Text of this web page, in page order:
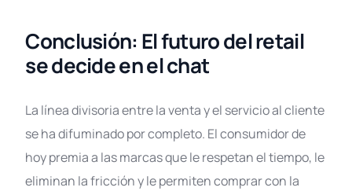
Conclusión: El futuro del retail
se decide en el chat
La línea divisoria entre la venta y el servicio al cliente
se ha difuminado por completo. El consumidor de
hoy premia a las marcas que le respetan el tiempo, le
eliminan la fricción y le permiten comprar con la